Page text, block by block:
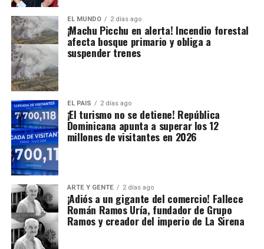
EL MUNDO 2 días ago
¡Machu Picchu en alerta! Incendio forestal
afecta bosque primario y obliga a
suspender trenes
EL PAIS 2 días ago
¡El turismo no se detiene! República
Dominicana apunta a superar los 12
millones de visitantes en 2026
ARTE Y GENTE 2 días ago
¡Adiós a un gigante del comercio! Fallece
Román Ramos Uría, fundador de Grupo
Ramos y creador del imperio de La Sirena